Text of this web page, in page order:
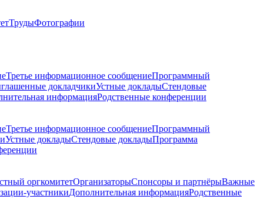
ТрудыФотографии
Третье информационное сообщениеПрограммный
докладчикиУстные докладыСтендовые
информацияРодственные конференции
Третье информационное сообщениеПрограммный
Устные докладыСтендовые докладыПрограмма
оргкомитетОрганизаторыСпонсоры и партнёрыВажные
участникиДополнительная информацияРодственные